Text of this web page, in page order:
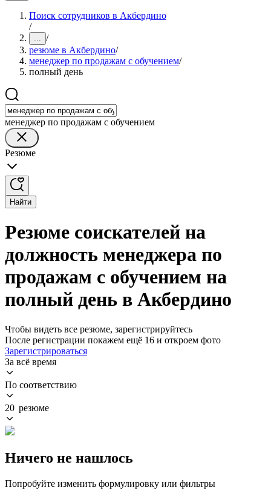
Поиск сотрудников в Акбердино
/
... /
резюме в Акбердино/
менеджер по продажам с обучением/
полный день
менеджер по продажам с обучением
Резюме
Найти
Резюме соискателей на
должность менеджера по
продажам с обучением на
полный день в Акбердино
Чтобы видеть все резюме, зарегистрируйтесь
После регистрации покажем ещё 16 и откроем фото
Зарегистрироваться
За всё время
По соответствию
20 резюме
Ничего не нашлось
Попробуйте изменить формулировку или фильтры